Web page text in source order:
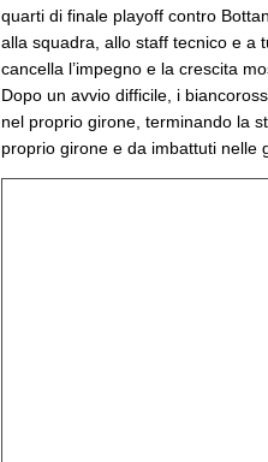
quarti di finale playoff contro
alla squadra, allo staff tecnico e a
cancella l’impegno e la crescita
Dopo un avvio difficile, i
nel proprio girone, terminando la
proprio girone e da imbattuti nelle